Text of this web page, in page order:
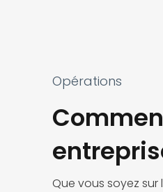
Opérations
Que vous soyez